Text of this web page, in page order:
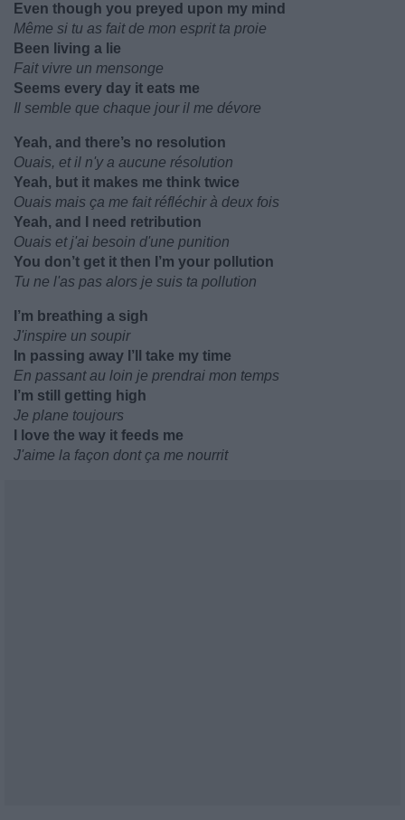
Even though you preyed upon my mind
Même si tu as fait de mon esprit ta proie
Been living a lie
Fait vivre un mensonge
Seems every day it eats me
Il semble que chaque jour il me dévore
Yeah, and there’s no resolution
Ouais, et il n'y a aucune résolution
Yeah, but it makes me think twice
Ouais mais ça me fait réfléchir à deux fois
Yeah, and I need retribution
Ouais et j'ai besoin d'une punition
You don’t get it then I’m your pollution
Tu ne l'as pas alors je suis ta pollution
I’m breathing a sigh
J'inspire un soupir
In passing away I’ll take my time
En passant au loin je prendrai mon temps
I’m still getting high
Je plane toujours
I love the way it feeds me
J'aime la façon dont ça me nourrit